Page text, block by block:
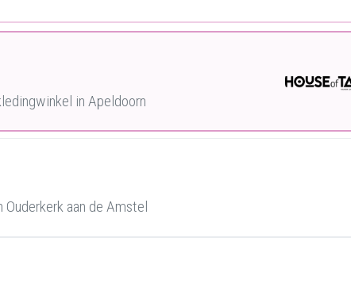
in Apeldoorn
Ouderkerk aan de Amstel